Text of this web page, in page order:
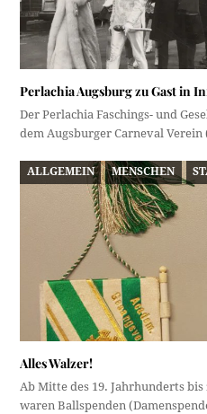
Perlachia Augsburg zu Gast in
Der Perlachia Faschings- und
dem Augsburger Carneval Verein
ALLGEMEIN MENSCHEN
Alles Walzer!
Ab Mitte des 19. Jahrhunderts
waren Ballspenden